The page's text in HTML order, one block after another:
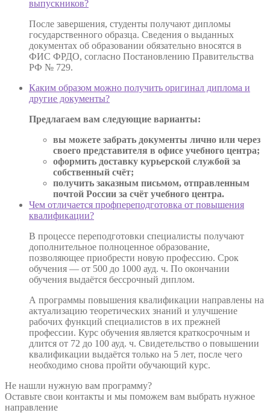
выпускников?
После завершения, студенты получают дипломы
государственного образца. Сведения о выданных
документах об образовании обязательно вносятся в
ФИС ФРДО, согласно Постановлению Правительства
РФ № 729.
Каким образом можно получить оригинал диплома и
другие документы?
Предлагаем вам следующие варианты:
вы можете забрать документы лично или через
своего представителя в офисе учебного центра;
оформить доставку курьерской службой за
собственный счёт;
получить заказным письмом, отправленным
почтой России за счёт учебного центра.
Чем отличается профпереподготовка от повышения
квалификации?
В процессе переподготовки специалисты получают
дополнительное полноценное образование,
позволяющее приобрести новую профессию. Срок
обучения — от 500 до 1000 ауд. ч. По окончании
обучения выдаётся бессрочный диплом.
А программы повышения квалификации направлены на
актуализацию теоретических знаний и улучшение
рабочих функций специалистов в их прежней
профессии. Курс обучения является краткосрочным и
длится от 72 до 100 ауд. ч. Свидетельство о повышении
квалификации выдаётся только на 5 лет, после чего
необходимо снова пройти обучающий курс.
Не нашли нужную вам программу?
Оставьте свои контакты и мы поможем вам выбрать нужное
направление